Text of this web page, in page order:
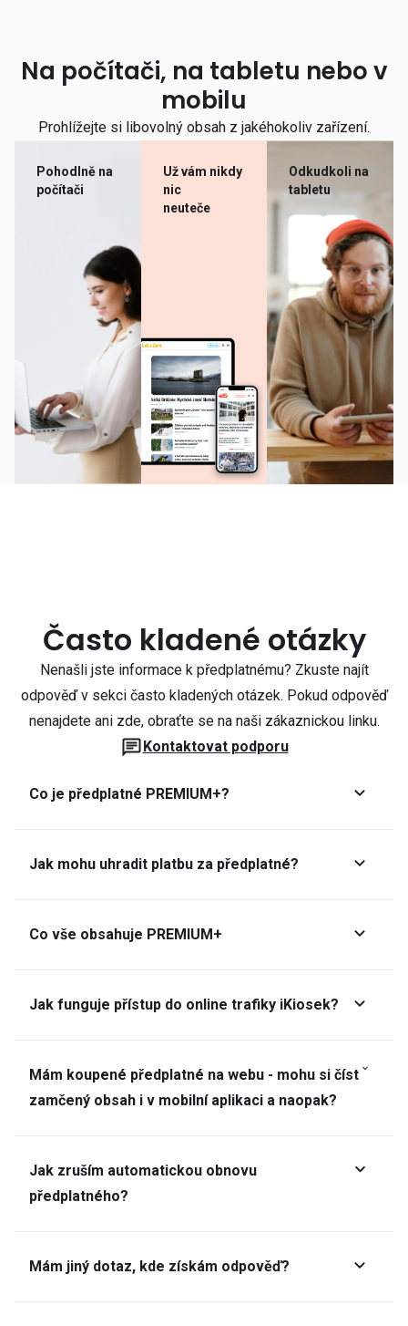
Na počítači, na tabletu nebo v
mobilu
Prohlížejte si libovolný obsah z jakéhokoliv zařízení.
Pohodlně na
počítači
Už vám nikdy
nic
neuteče
Odkudkoli na
tabletu
Často kladené otázky
Nenašli jste informace k předplatnému? Zkuste najít
odpověď v sekci často kladených otázek. Pokud odpověď
nenajdete ani zde, obraťte se na naši zákaznickou linku.
Kontaktovat podporu
Co je předplatné PREMIUM+?
Jak mohu uhradit platbu za předplatné?
Co vše obsahuje PREMIUM+
Jak funguje přístup do online trafiky iKiosek?
Mám koupené předplatné na webu - mohu si číst
zamčený obsah i v mobilní aplikaci a naopak?
Jak zruším automatickou obnovu
předplatného?
Mám jiný dotaz, kde získám odpověď?